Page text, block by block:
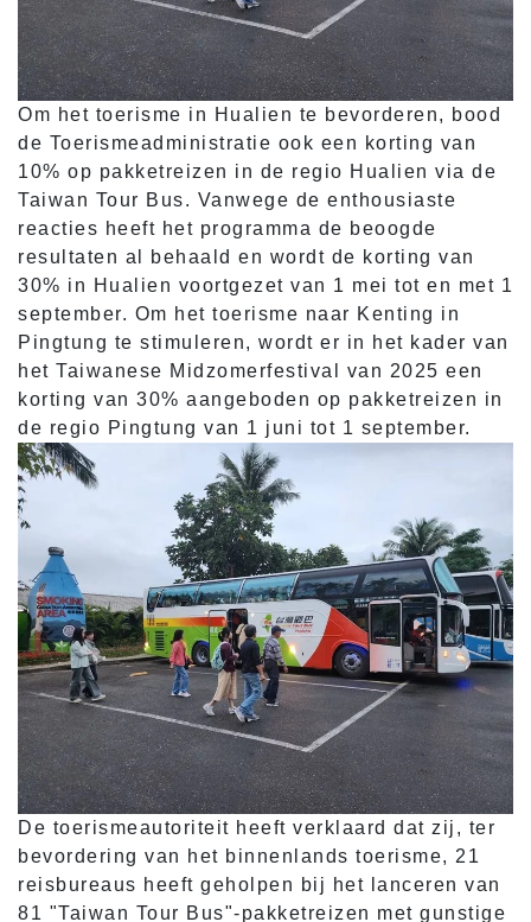
Om het toerisme in Hualien te bevorderen, bood
de Toerismeadministratie ook een korting van
10% op pakketreizen in de regio Hualien via de
Taiwan Tour Bus. Vanwege de enthousiaste
reacties heeft het programma de beoogde
resultaten al behaald en wordt de korting van
30% in Hualien voortgezet van 1 mei tot en met 1
september. Om het toerisme naar Kenting in
Pingtung te stimuleren, wordt er in het kader van
het Taiwanese Midzomerfestival van 2025 een
korting van 30% aangeboden op pakketreizen in
de regio Pingtung van 1 juni tot 1 september.
De toerismeautoriteit heeft verklaard dat zij, ter
bevordering van het binnenlands toerisme, 21
reisbureaus heeft geholpen bij het lanceren van
81 "Taiwan Tour Bus"-pakketreizen met gunstige